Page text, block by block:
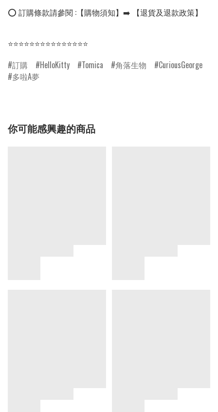
⭕ 訂購條款請參閱 :【購物須知】➡️ 【退貨及退款政策】
⭐⭐⭐⭐⭐⭐⭐⭐⭐⭐⭐⭐⭐⭐⭐
訂購
HelloKitty Tomica 角落生物
CuriousGeorge
多啦A夢
你可能感興趣的商品